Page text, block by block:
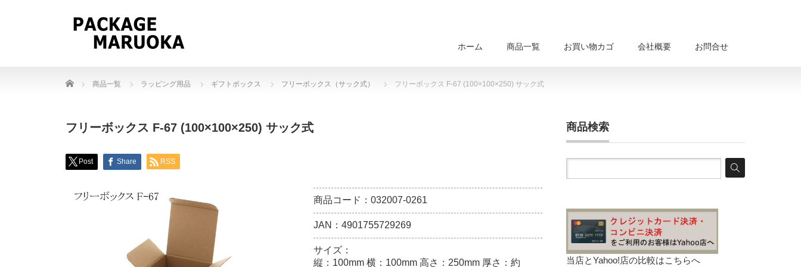
ホーム 商品一覧 お買い物カゴ 会社概要 お問合せ
Home 商品一覧 ラッピング用品 ギフトボックス フリーボックス（サック式） フリーボックス F-67 (100×100×250) サック式
フリーボックス F-67 (100×100×250) サック式
Post Share RSS
商品コード：032007-0261
JAN：4901755729269
サイズ：
縦：100mm 横：100mm 高さ：250mm 厚さ：約
商品検索
当店とYahoo!店の比較はこちらへ